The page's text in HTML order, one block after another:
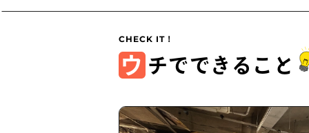
ウ チでできること